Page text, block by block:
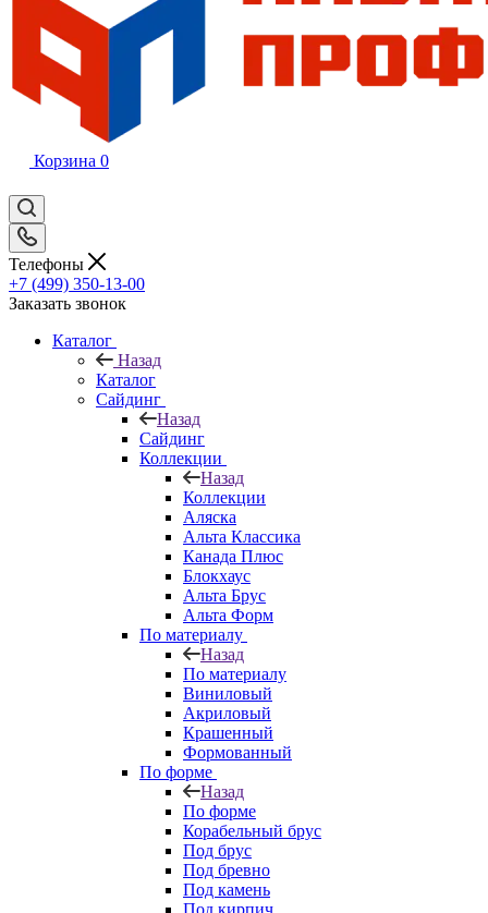
Корзина 0
Телефоны
+7 (499) 350-13-00
Заказать звонок
Каталог
Назад
Каталог
Сайдинг
Назад
Сайдинг
Коллекции
Назад
Коллекции
Аляска
Альта Классика
Канада Плюс
Блокхаус
Альта Брус
Альта Форм
По материалу
Назад
По материалу
Виниловый
Акриловый
Крашенный
Формованный
По форме
Назад
По форме
Корабельный брус
Под брус
Под бревно
Под камень
Под кирпич